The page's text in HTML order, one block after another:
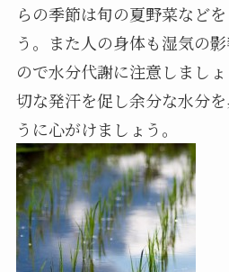
らの季節は旬の夏野菜など
う。また人の身体も湿気の
ので水分代謝に注意しまし
切な発汗を促し余分な水分
うに心がけましょう。